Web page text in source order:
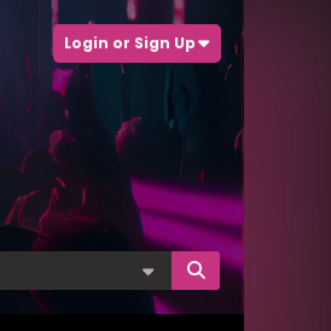
Login or Sign Up